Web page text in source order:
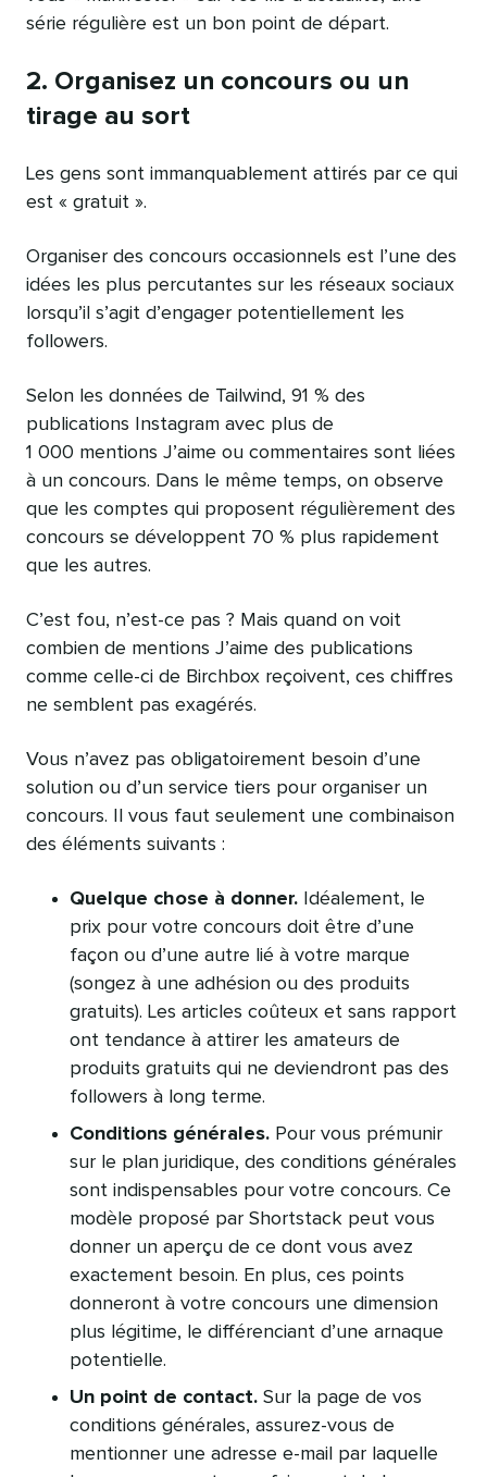
série régulière est un bon point de départ.
2. Organisez un concours ou un
tirage au sort
Les gens sont immanquablement attirés par ce qui
est « gratuit ».
Organiser des concours occasionnels est l’une des
idées les plus percutantes sur les réseaux sociaux
lorsqu’il s’agit d’engager potentiellement les
followers.
Selon les données de Tailwind, 91 % des
publications Instagram avec plus de
1 000 mentions J’aime ou commentaires sont liées
à un concours. Dans le même temps, on observe
que les comptes qui proposent régulièrement des
concours se développent 70 % plus rapidement
que les autres.
C’est fou, n’est-ce pas ? Mais quand on voit
combien de mentions J’aime des publications
comme celle-ci de Birchbox reçoivent, ces chiffres
ne semblent pas exagérés.
Vous n’avez pas obligatoirement besoin d’une
solution ou d’un service tiers pour organiser un
concours. Il vous faut seulement une combinaison
des éléments suivants :
Quelque chose à donner. Idéalement, le
prix pour votre concours doit être d’une
façon ou d’une autre lié à votre marque
(songez à une adhésion ou des produits
gratuits). Les articles coûteux et sans rapport
ont tendance à attirer les amateurs de
produits gratuits qui ne deviendront pas des
followers à long terme.
Conditions générales. Pour vous prémunir
sur le plan juridique, des conditions générales
sont indispensables pour votre concours. Ce
modèle proposé par Shortstack peut vous
donner un aperçu de ce dont vous avez
exactement besoin. En plus, ces points
donneront à votre concours une dimension
plus légitime, le différenciant d’une arnaque
potentielle.
Un point de contact. Sur la page de vos
conditions générales, assurez-vous de
mentionner une adresse e-mail par laquelle